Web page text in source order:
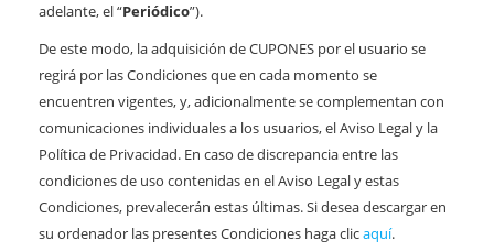
adelante, el “Periódico”).
De este modo, la adquisición de CUPONES por el usuario se
regirá por las Condiciones que en cada momento se
encuentren vigentes, y, adicionalmente se complementan con
comunicaciones individuales a los usuarios, el Aviso Legal y la
Política de Privacidad. En caso de discrepancia entre las
condiciones de uso contenidas en el Aviso Legal y estas
Condiciones, prevalecerán estas últimas. Si desea descargar en
su ordenador las presentes Condiciones haga clicaquí.